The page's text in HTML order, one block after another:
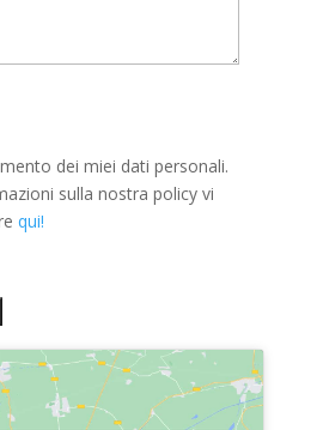
dei miei dati personali.
sulla nostra policy vi
qui!